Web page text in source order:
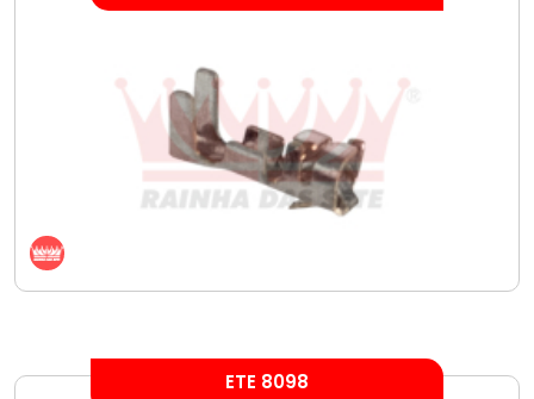
ETE 8098